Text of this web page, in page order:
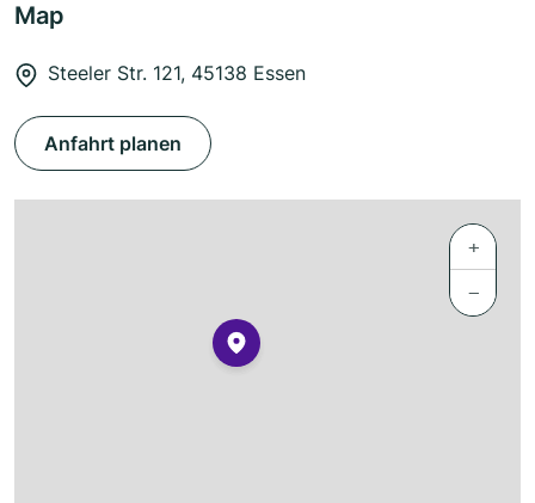
Map
Steeler Str. 121, 45138 Essen
Anfahrt planen
+
−